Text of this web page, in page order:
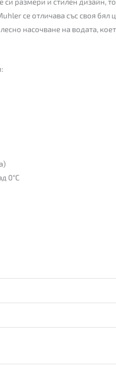
се отличава със своя бял
насочване на водата,
0°C